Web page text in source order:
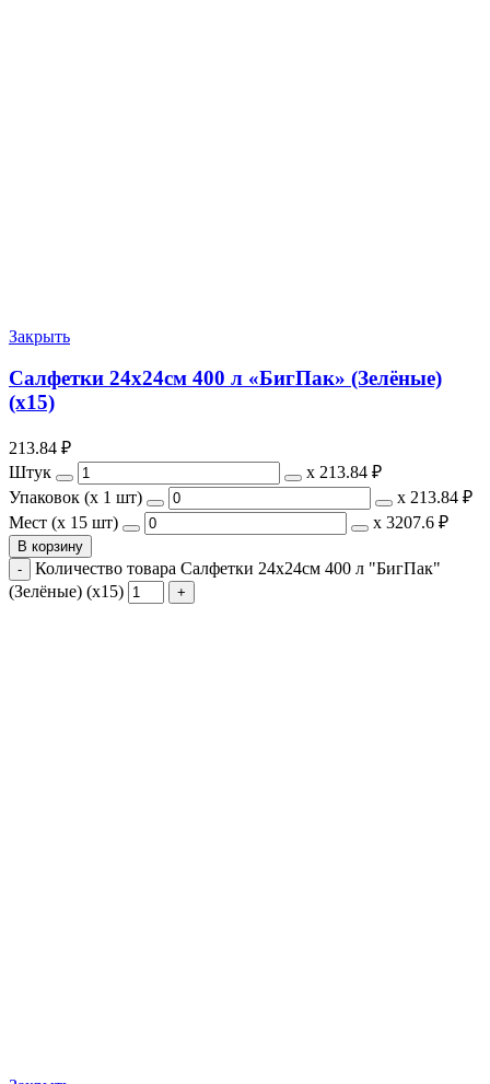
Закрыть
Салфетки 24х24см 400 л «БигПак» (Зелёные)
(х15)
213.84 ₽
Штук
х 213.84 ₽
Упаковок (x 1 шт)
х 213.84 ₽
Мест (x 15 шт)
х 3207.6 ₽
В корзину
Количество товара Салфетки 24х24см 400 л "БигПак"
(Зелёные) (х15)